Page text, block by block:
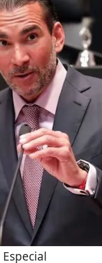
Especial